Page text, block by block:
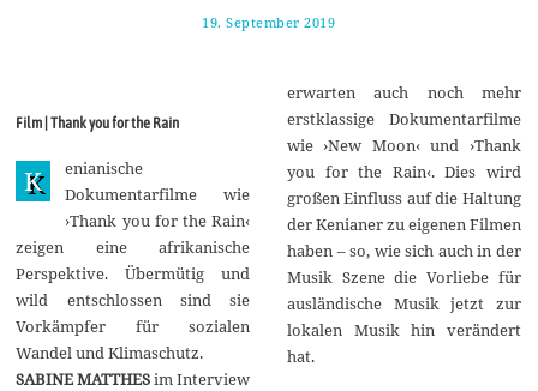
19. September 2019
e
t
e
m
b
e
r
0
1
Film | Thank you for the Rain
K
enianische
Dokumentarfilme wie
›Thank you for the Rain‹
zeigen eine afrikanische
Perspektive. Übermütig und
wild entschlossen sind sie
Vorkämpfer für sozialen
Wandel und Klimaschutz.
SABINE MATTHESim Interview
erwarten auch noch mehr
erstklassige Dokumentarfilme
wie ›New Moon‹ und ›Thank
you for the Rain‹. Dies wird
großen Einfluss auf die Haltung
der Kenianer zu eigenen Filmen
haben – so, wie sich auch in der
Musik Szene die Vorliebe für
ausländische Musik jetzt zur
lokalen Musik hin verändert
hat.